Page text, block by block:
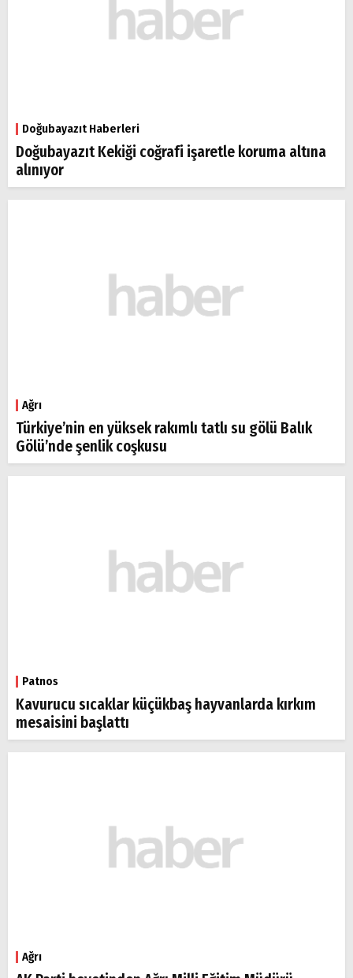
Doğubayazıt Haberleri
Doğubayazıt Kekiği coğrafi işaretle koruma altına
alınıyor
Ağrı
Türkiye’nin en yüksek rakımlı tatlı su gölü Balık
Gölü’nde şenlik coşkusu
Patnos
Kavurucu sıcaklar küçükbaş hayvanlarda kırkım
mesaisini başlattı
Ağrı